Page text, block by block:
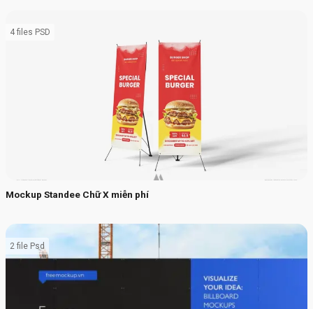
Mockup Standee Chữ X miễn phí
4 files PSD
2 file Psd